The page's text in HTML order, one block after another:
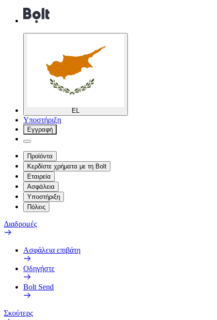
EL
Υποστήριξη
Εγγραφή
Προϊόντα
Κερδίστε χρήματα με τη Bolt
Εταιρεία
Ασφάλεια
Υποστήριξη
Πόλεις
Διαδρομές
Ασφάλεια επιβάτη
Οδηγήστε
Bolt Send
Σκούτερς